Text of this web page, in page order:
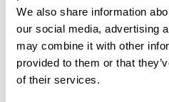
We also share information
our social media, advertising
may combine it with other
provided to them or that
of their services.
completado? ¡Deja la primera
Añadir una